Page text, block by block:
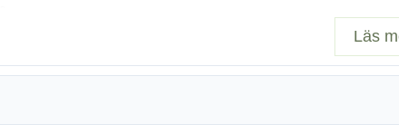
Läs